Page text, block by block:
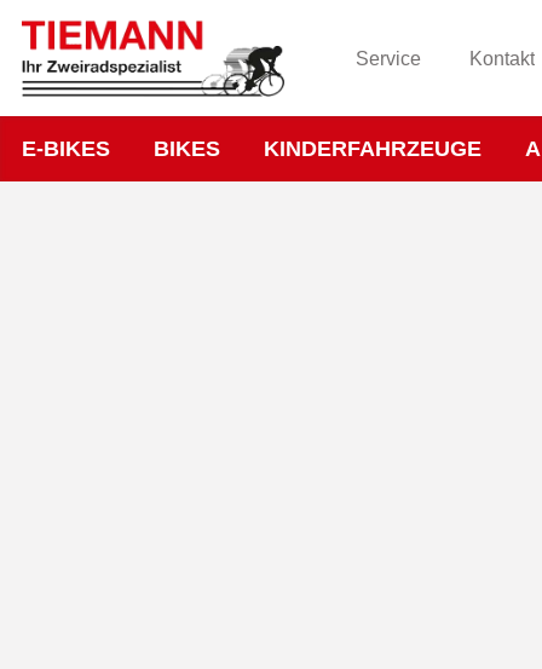
Service Kontakt
E-BIKES BIKES KINDERFAHRZEUGE